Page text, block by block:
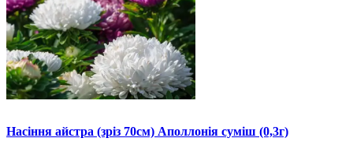
Насіння айстра (зріз 70см) Аполлонія суміш (0,3г)